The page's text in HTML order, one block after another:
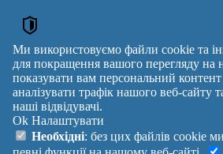
вул. Скалиста
вул. Тіниста
вул. Топора Бориса
вул. Центральна
вул. Шевченка
Вулиця
№ будинків
reklama
Правила
Допомога
Політика
Ми використовуємо файли cookie та
для покращення вашого перегляду на
показувати вам персональний контент
аналізувати трафік нашого веб-сайту
наші відвідувачі.
Ok Налаштувати
Необхідні: без цих файлів cookie